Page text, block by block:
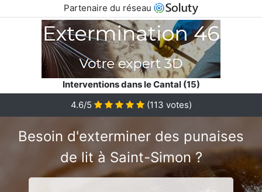
Partenaire du réseau
Interventions dans le Cantal (15)
4.6/5 (113 votes)
Besoin d'exterminer des punaises
de lit à Saint-Simon ?